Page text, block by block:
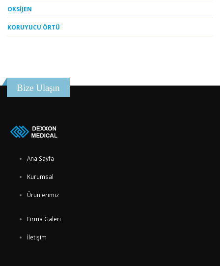
OKSİJEN
KORUYUCU ÖRTÜ
Bize Ulaşın
Ana Sayfa
Kurumsal
Ürünlerimiz
Firma Galeri
İletişim